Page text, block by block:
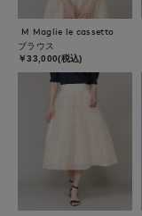
M Maglie le cassetto
ブラウス
￥33,000(税込)